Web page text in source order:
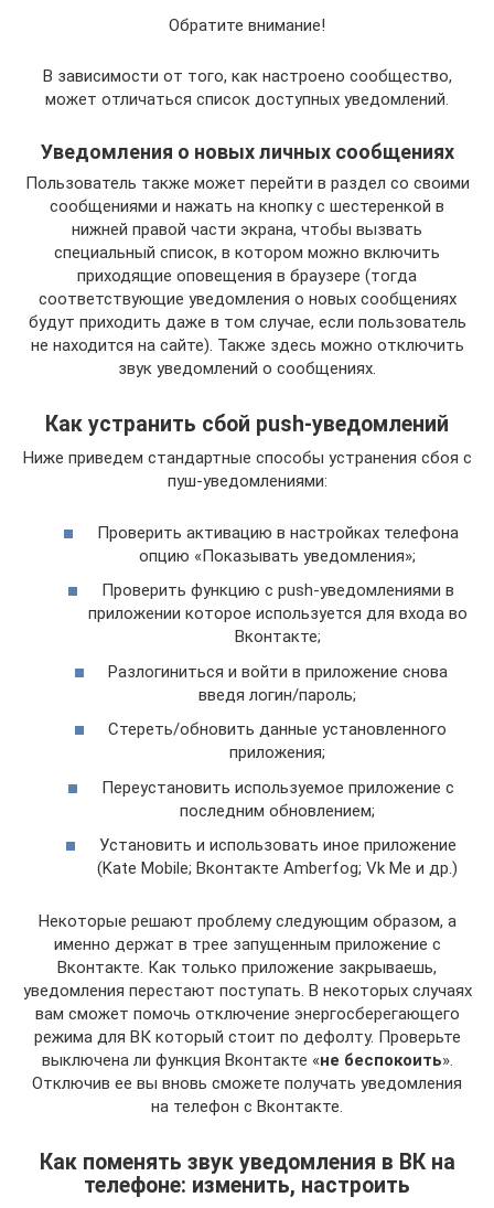
Обратите внимание!
В зависимости от того, как настроено сообщество,
может отличаться список доступных уведомлений.
Уведомления о новых личных сообщениях
Пользователь также может перейти в раздел со своими
сообщениями и нажать на кнопку с шестеренкой в
нижней правой части экрана, чтобы вызвать
специальный список, в котором можно включить
приходящие оповещения в браузере (тогда
соответствующие уведомления о новых сообщениях
будут приходить даже в том случае, если пользователь
не находится на сайте). Также здесь можно отключить
звук уведомлений о сообщениях.
Как устранить сбой push-уведомлений
Ниже приведем стандартные способы устранения сбоя с
пуш-уведомлениями:
Проверить активацию в настройках телефона
опцию «Показывать уведомления»;
Проверить функцию с push-уведомлениями в
приложении которое используется для входа во
Вконтакте;
Разлогиниться и войти в приложение снова
введя логин/пароль;
Стереть/обновить данные установленного
приложения;
Переустановить используемое приложение с
последним обновлением;
Установить и использовать иное приложение
(Kate Mobile; Вконтакте Amberfog; Vk Me и др.)
Некоторые решают проблему следующим образом, а
именно держат в трее запущенным приложение с
Вконтакте. Как только приложение закрываешь,
уведомления перестают поступать. В некоторых случаях
вам сможет помочь отключение энергосберегающего
режима для ВК который стоит по дефолту. Проверьте
выключена ли функция Вконтакте «не беспокоить».
Отключив ее вы вновь сможете получать уведомления
на телефон с Вконтакте.
Как поменять звук уведомления в ВК на
телефоне: изменить, настроить